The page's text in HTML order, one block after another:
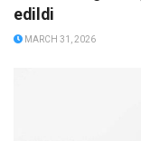
edildi
MARCH 31, 2026